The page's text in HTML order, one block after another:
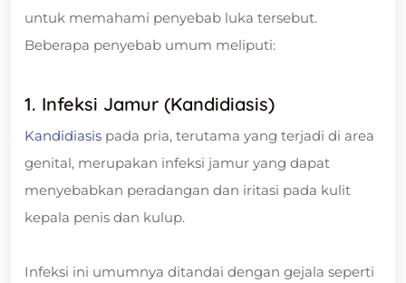
untuk memahami penyebab luka tersebut.
Beberapa penyebab umum meliputi:
1. Infeksi Jamur (Kandidiasis)
Kandidiasis pada pria, terutama yang terjadi di area
genital, merupakan infeksi jamur yang dapat
menyebabkan peradangan dan iritasi pada kulit
kepala penis dan kulup.
Infeksi ini umumnya ditandai dengan gejala seperti